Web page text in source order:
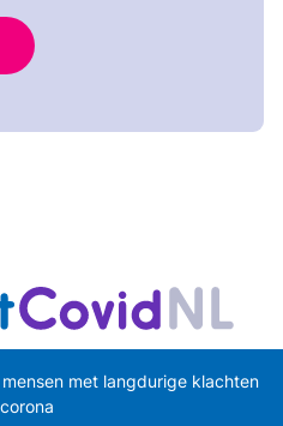
met langdurige klachten